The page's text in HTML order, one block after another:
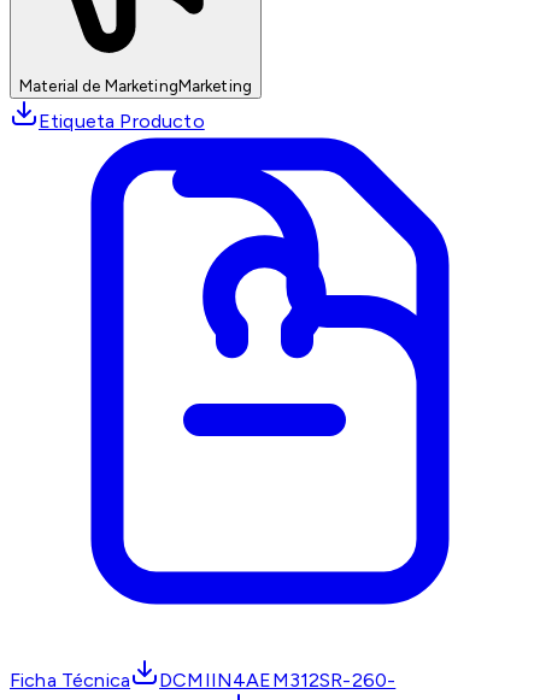
Material de MarketingMarketing
Etiqueta Producto
Ficha Técnica
DCMIIN4AEM312SR-260-